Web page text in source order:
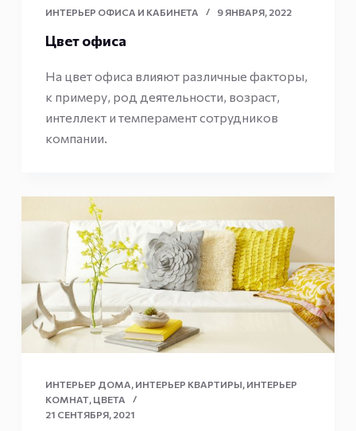
ИНТЕРЬЕР ОФИСА И КАБИНЕТА 9 ЯНВАРЯ, 2022
Цвет офиса
На цвет офиса влияют различные факторы,
к примеру, род деятельности, возраст,
интеллект и темперамент сотрудников
компании.
ИНТЕРЬЕР ДОМА, ИНТЕРЬЕР КВАРТИРЫ, ИНТЕРЬЕР
КОМНАТ, ЦВЕТА
21 СЕНТЯБРЯ, 2021